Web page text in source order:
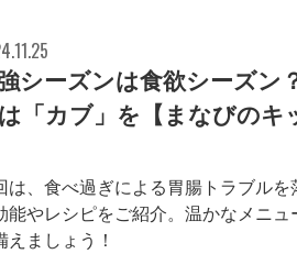
シーズンは食欲シーズン
「カブ」を【まなびのキ
は、食べ過ぎによる胃腸トラブルを
能やレシピをご紹介。温かなメニュ
えましょう！